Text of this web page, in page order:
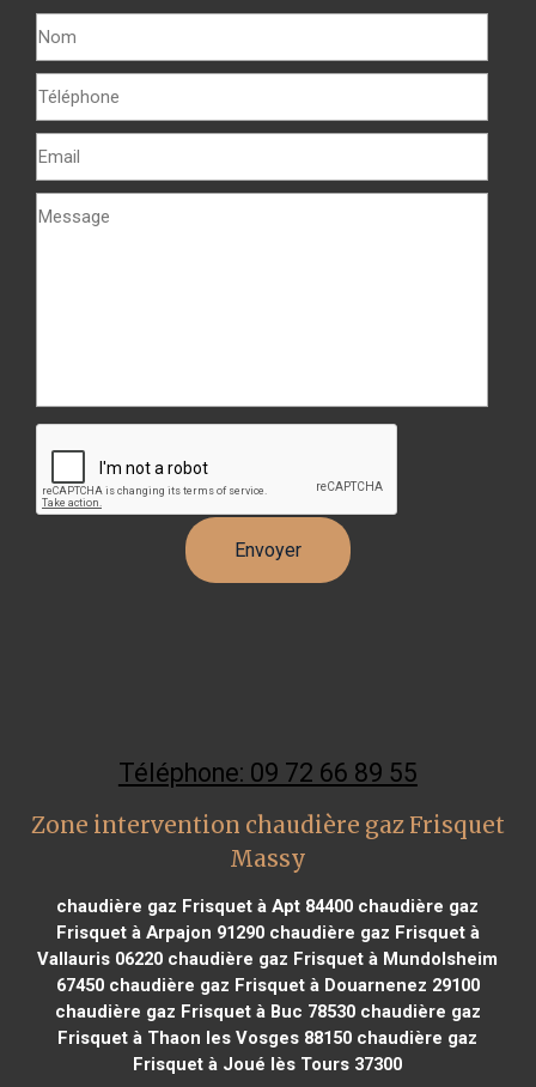
Téléphone: 09 72 66 89 55
Zone intervention chaudière gaz Frisquet
Massy
chaudière gaz Frisquet à Apt 84400 chaudière gaz
Frisquet à Arpajon 91290chaudière gaz Frisquet à
Vallauris 06220 chaudière gaz Frisquet à Mundolsheim
67450chaudière gaz Frisquet à Douarnenez 29100
chaudière gaz Frisquet à Buc 78530chaudière gaz
Frisquet à Thaon les Vosges 88150 chaudière gaz
Frisquet à Joué lès Tours 37300